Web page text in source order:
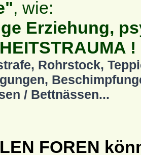
, wie:
Erziehung,
!
Rohrstock,
/ Bettnässen...
FOREN